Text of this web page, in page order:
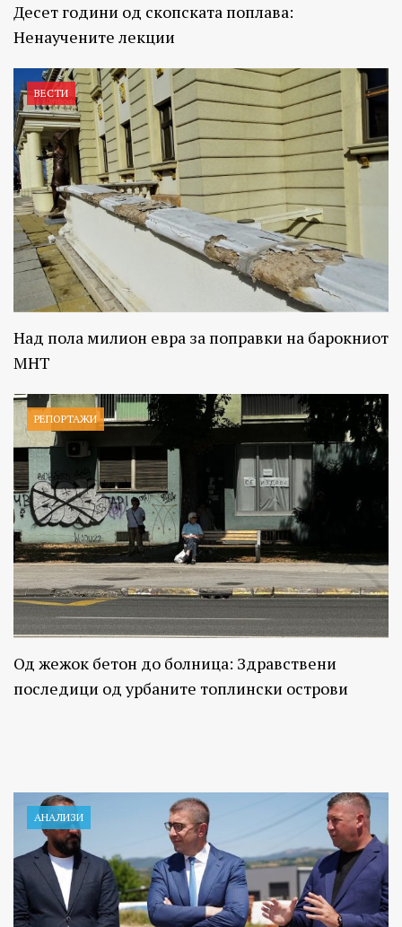
Десет години од скопската поплава:
Ненаучените лекции
ВЕСТИ
Над пола милион евра за поправки на барокниот
МНТ
РЕПОРТАЖИ
Од жежок бетон до болница: Здравствени
последици од урбаните топлински острови
АНАЛИЗИ